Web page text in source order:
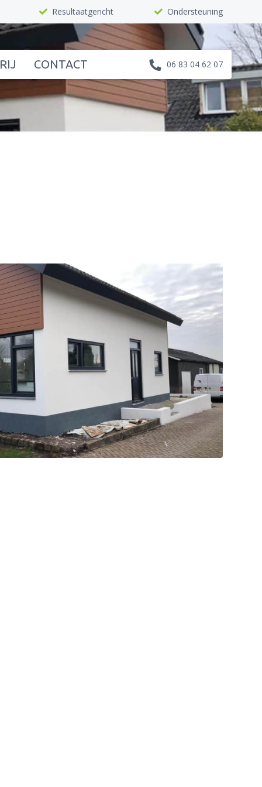
Resultaatgericht Ondersteuning
CONTACT 06 83 04 62 07